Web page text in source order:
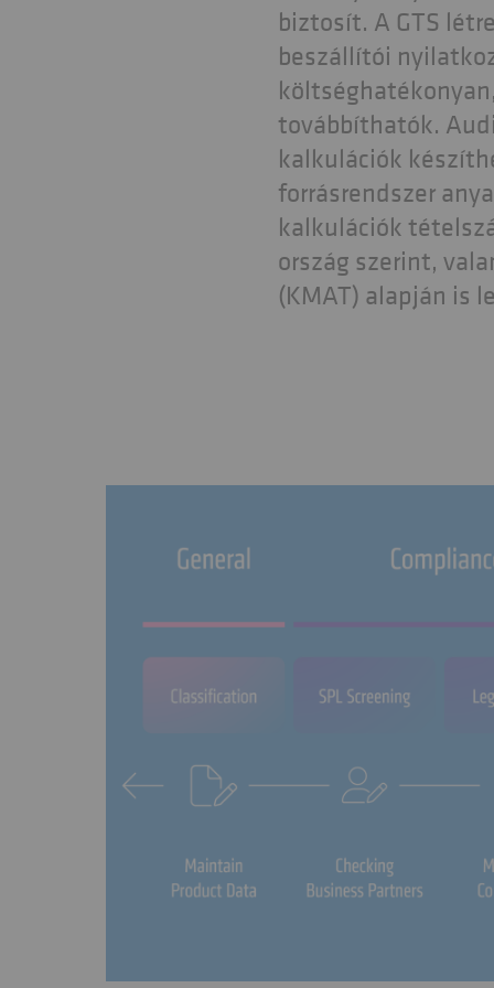
biztosít. A GTS
beszállítói
továbbíthatók.
kalkulációk
forrásrendszer
kalkulációk
ország szerint,
(KMAT) alapján is